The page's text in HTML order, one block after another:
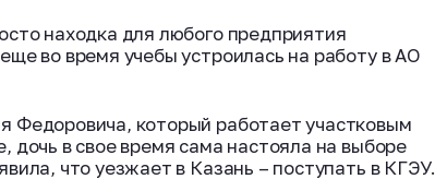
находка для любого предприятия
во время учебы устроилась на работу в АО
Федоровича, который работает участковым
дочь в свое время сама настояла на выборе
что уезжает в Казань – поступать в КГЭУ.